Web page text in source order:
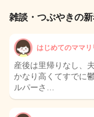
雑談・つぶやきの
はじめてのママリ
産後は里帰りなし、
かなり高くてすでに
ルパーさ…